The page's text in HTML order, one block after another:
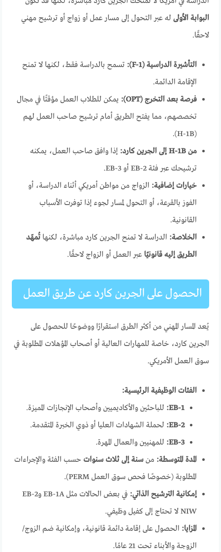
البوابة الأولى له عبر التحول إلى مسار عمل أو زواج أو ترشيح مهني
لاحقًا.
التأشيرة الدراسية (F-1):
تسمح بالدراسة فقط، لكنها لا تمنح
الإقامة الدائمة.
فرصة بعد التخرج (OPT):
يمكن للطلاب العمل مؤقتًا في مجال
تخصصهم، مما يفتح الطريق أمام ترشيح صاحب العمل لهم
(H-1B).
من H-1B إلى الجرين كارد:
إذا وافق صاحب العمل، يمكنه
ترشيحك عبر فئة EB-2 أو EB-3.
خيارات إضافية: الزواج من مواطن أمريكي أثناء الدراسة، أو
الفوز بالقرعة، أو التحول لمسار لجوء إذا توفرت الأسباب
القانونية.
الخلاصة: الدراسة لا تمنح الجرين كارد مباشرة، لكنهاتُمهّد
الطريق إليه قانونيًا عبر العمل أو الزواج لاحقًا.
الحصول على الجرين كارد عن طريق العمل
يُعد المسار المهني من أكثر الطرق استقرارًا ووضوحًا للحصول على
الجرين كارد، خاصة للمهارات العالية أو أصحاب المؤهلات المطلوبة في
سوق العمل الأمريكي.
الفئات الوظيفية الرئيسية:
EB-1: للباحثين والأكاديميين وأصحاب الإنجازات المميزة.
EB-2: لحملة الشهادات العليا أو ذوي الخبرة المتقدمة.
EB-3: للمهنيين والعمال المهرة.
المدة المتوسطة: منسنة إلى ثلاث سنوات حسب الفئة والإجراءات
المطلوبة (خصوصًا فحص سوق العمل PERM).
إمكانية الترشيح الذاتي:
في بعض الحالات مثل EB-1A وEB-2
NIW لا تحتاج إلى كفيل وظيفي.
المزايا: الحصول على إقامة دائمة قانونية، وإمكانية ضم الزوج/
الزوجة والأبناء تحت 21 عامًا.